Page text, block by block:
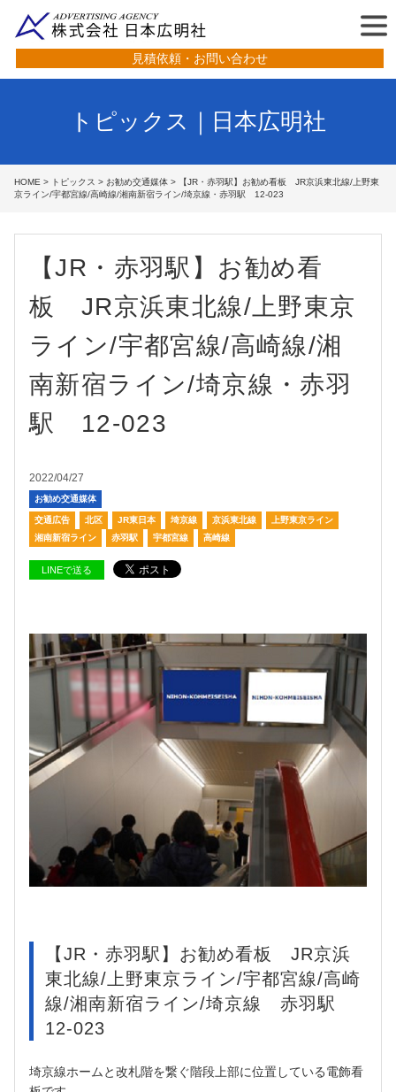
見積依頼・お問い合わせ
トピックス｜日本広明社
HOME > トピックス > お勧め交通媒体 > 【JR・赤羽駅】お勧め看板 JR京浜東北線/上野東
京ライン/宇都宮線/高崎線/湘南新宿ライン/埼京線・赤羽駅 12-023
【JR・赤羽駅】お勧め看
板 JR京浜東北線/上野東京
ライン/宇都宮線/高崎線/湘
南新宿ライン/埼京線・赤羽
駅 12-023
2022/04/27
お勧め交通媒体
交通広告 北区 JR東日本 埼京線 京浜東北線
上野東京ライン
湘南新宿ライン
赤羽駅 宇都宮線 高崎線
LINEで送る
【JR・赤羽駅】お勧め看板 JR京浜
東北線/上野東京ライン/宇都宮線/高崎
線/湘南新宿ライン/埼京線 赤羽駅
12-023
埼京線ホームと改札階を繋ぐ階段上部に位置している電飾看